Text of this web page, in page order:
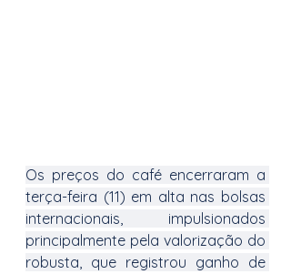
Os preços do café encerraram a
terça-feira (11) em alta nas bolsas
internacionais, impulsionados
principalmente pela valorização do
robusta, que registrou ganho de